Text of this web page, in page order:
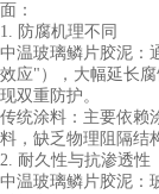
面：
1. 防腐机理不同
中温玻璃鳞片胶泥：
效应"），大幅延长
现双重防护。
传统涂料：主要依赖
料，缺乏物理阻隔结
2. 耐久性与抗渗透性
中温玻璃鳞片胶泥